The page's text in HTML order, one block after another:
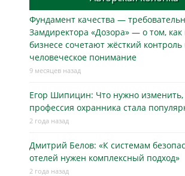
Фундамент качества —
Замдиректора «Дозора» — о том,
бизнесe сочетают жёсткий контроль
человеческое понимание
9 месяцев назад
Егор Шипицин: Что нужно
профессия охранника стала
2 года назад
Дмитрий Белов: «К системам
отелей нужен комплексный подход»
2 года назад